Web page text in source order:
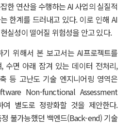
한 연산을 수행하는 AI 사업의 실질적
한계를 드러내고 있다. 이로 인해 AI
실성이 떨어질 위험성을 안고 있다.
위해서 본 보고서는 AI프로젝트를
수면 아래 잠겨 있는 데이터 전처리,
등 고난도 기술 엔지니어링 영역은
Non-functional Assessment
여 별도로 정량화할 것을 제안한다.
불가능했던 백엔드(Back-end) 기술